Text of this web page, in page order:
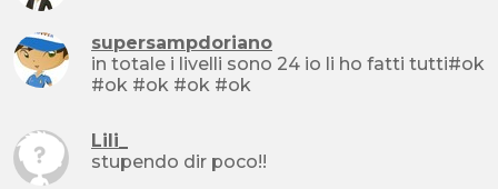
supersampdoriano
in totale i livelli sono 24 io li ho fatti tutti#ok
#ok #ok #ok #ok
Lili_
stupendo dir poco!!